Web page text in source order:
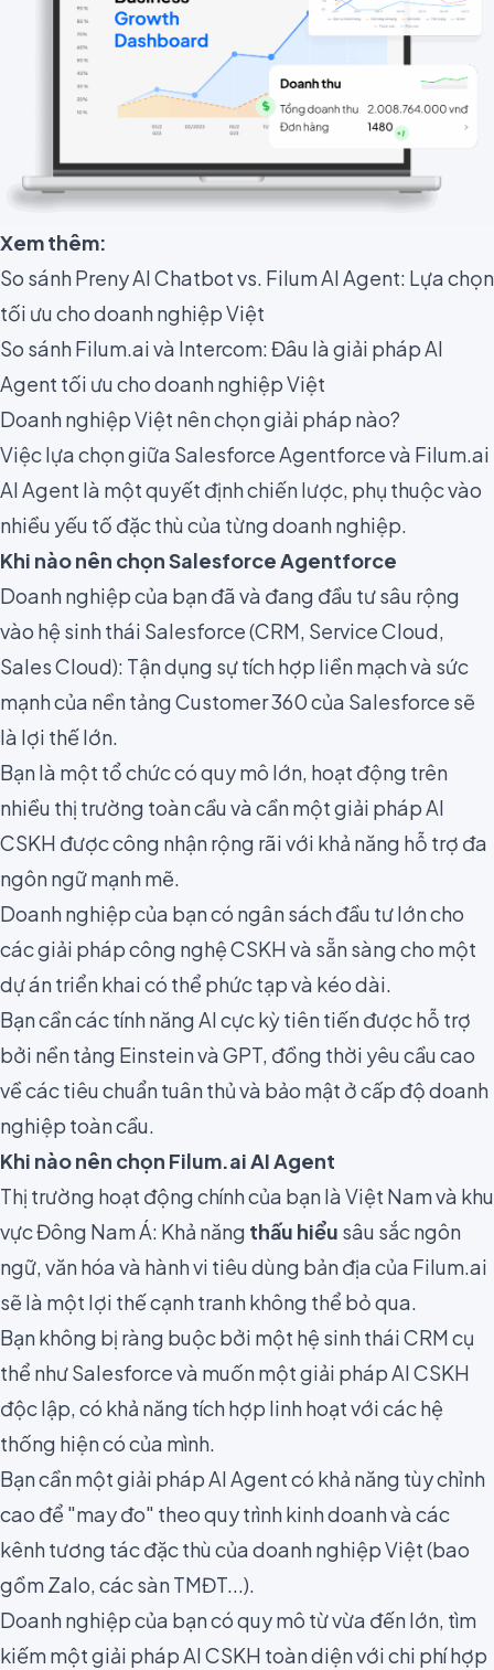
Xem thêm:
So sánh Preny AI Chatbot vs. Filum AI Agent: Lựa chọn
tối ưu cho doanh nghiệp Việt
So sánh Filum.ai và Intercom: Đâu là giải pháp AI
Agent tối ưu cho doanh nghiệp Việt
Doanh nghiệp Việt nên chọn giải pháp nào?
Việc lựa chọn giữa Salesforce Agentforce và Filum.ai
AI Agent là một quyết định chiến lược, phụ thuộc vào
nhiều yếu tố đặc thù của từng doanh nghiệp.
Khi nào nên chọn Salesforce Agentforce
Doanh nghiệp của bạn đã và đang đầu tư sâu rộng
vào hệ sinh thái Salesforce (CRM, Service Cloud,
Sales Cloud): Tận dụng sự tích hợp liền mạch và sức
mạnh của nền tảng Customer 360 của Salesforce sẽ
là lợi thế lớn.
Bạn là một tổ chức có quy mô lớn, hoạt động trên
nhiều thị trường toàn cầu và cần một giải pháp AI
CSKH được công nhận rộng rãi với khả năng hỗ trợ đa
ngôn ngữ mạnh mẽ.
Doanh nghiệp của bạn có ngân sách đầu tư lớn cho
các giải pháp công nghệ CSKH và sẵn sàng cho một
dự án triển khai có thể phức tạp và kéo dài.
Bạn cần các tính năng AI cực kỳ tiên tiến được hỗ trợ
bởi nền tảng Einstein và GPT, đồng thời yêu cầu cao
về các tiêu chuẩn tuân thủ và bảo mật ở cấp độ doanh
nghiệp toàn cầu.
Khi nào nên chọn Filum.ai AI Agent
Thị trường hoạt động chính của bạn là Việt Nam và khu
vực Đông Nam Á: Khả năng thấu hiểu sâu sắc ngôn
ngữ, văn hóa và hành vi tiêu dùng bản địa của Filum.ai
sẽ là một lợi thế cạnh tranh không thể bỏ qua.
Bạn không bị ràng buộc bởi một hệ sinh thái CRM cụ
thể như Salesforce và muốn một giải pháp AI CSKH
độc lập, có khả năng tích hợp linh hoạt với các hệ
thống hiện có của mình.
Bạn cần một giải pháp AI Agent có khả năng tùy chỉnh
cao để "may đo" theo quy trình kinh doanh và các
kênh tương tác đặc thù của doanh nghiệp Việt (bao
gồm Zalo, các sàn TMĐT...).
Doanh nghiệp của bạn có quy mô từ vừa đến lớn, tìm
kiếm một giải pháp AI CSKH toàn diện với chi phí hợp